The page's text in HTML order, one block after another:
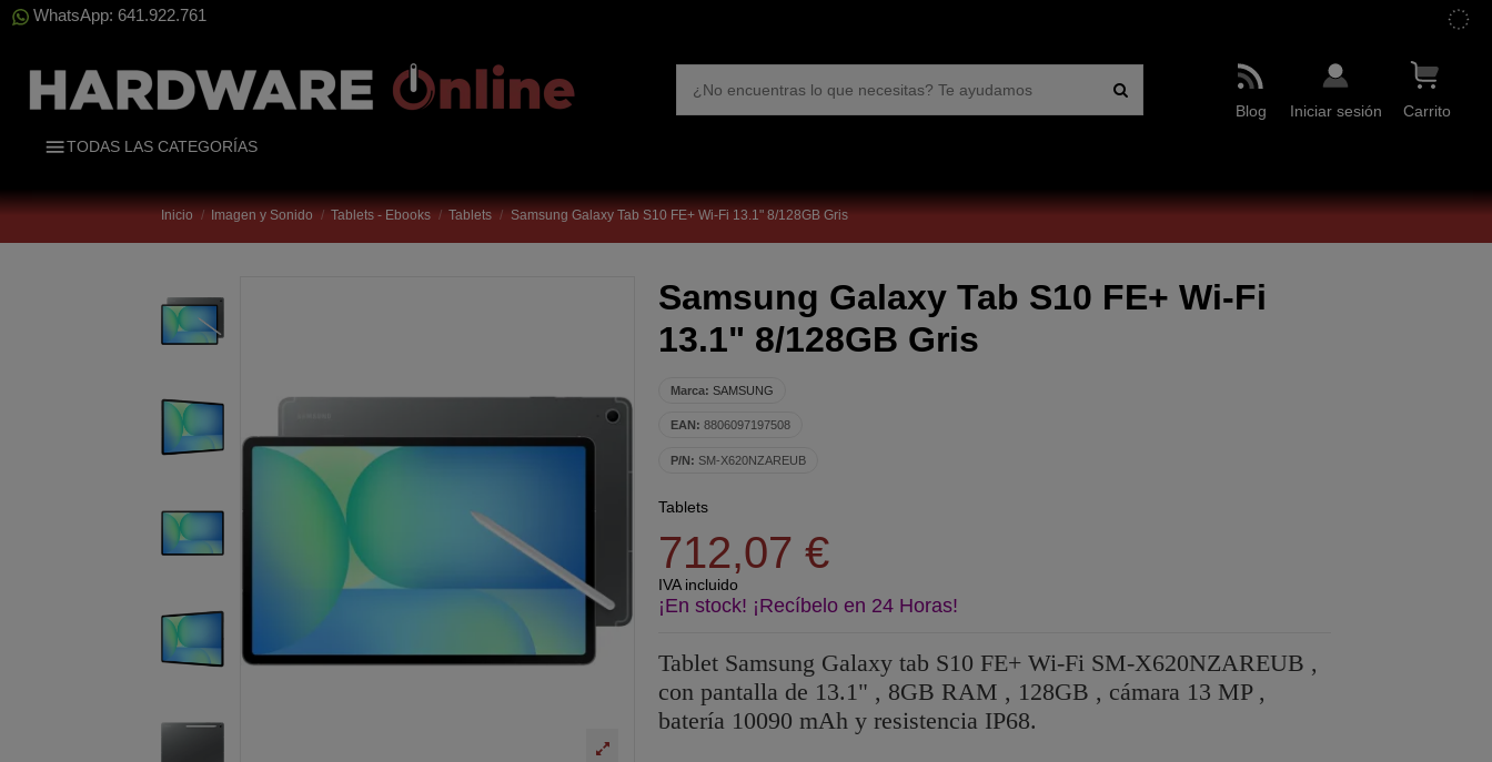
WhatsApp: 641.922.761
Blog Iniciar sesión Carrito
TODAS LAS CATEGORÍAS
Inicio Imagen y Sonido Tablets - Ebooks Tablets Samsung Galaxy Tab S10 FE+ Wi-Fi 13.1" 8/128GB Gris
Samsung Galaxy Tab S10 FE+ Wi-Fi
13.1" 8/128GB Gris
Marca: SAMSUNG
EAN: 8806097197508
P/N: SM-X620NZAREUB
Tablets
712,07 €
IVA incluido
¡En stock! ¡Recíbelo en 24 Horas!
Tablet Samsung Galaxy tab S10 FE+ Wi-Fi SM-X620NZAREUB ,
con pantalla de 13.1" , 8GB RAM , 128GB , cámara 13 MP ,
batería 10090 mAh y resistencia IP68.